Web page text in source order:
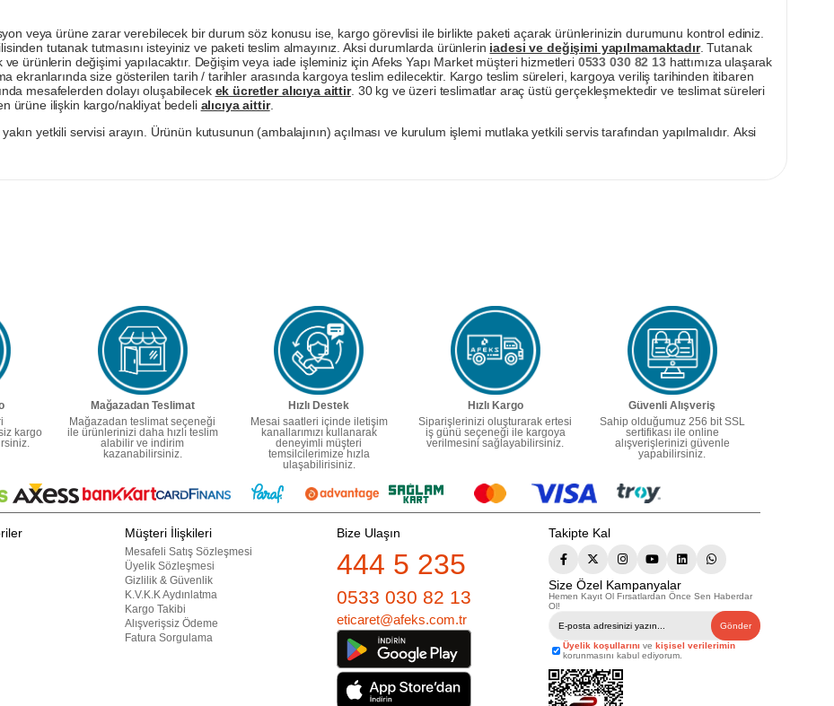
veya ürüne zarar verebilecek bir durum söz konusu ise, kargo görevlisi ile birlikte paketi açarak ürünlerinizin durumunu kontrol ediniz.
tutanak tutmasını isteyiniz ve paketi teslim almayınız. Aksi durumlarda ürünlerin iadesi ve değişimi yapılmamaktadır. Tutanak
ürünlerin değişimi yapılacaktır. Değişim veya iade işleminiz için Afeks Yapı Market müşteri hizmetleri 0533 030 82 13hattımıza ulaşarak
ekranlarında size gösterilen tarih / tarihler arasında kargoya teslim edilecektir. Kargo teslim süreleri, kargoya veriliş tarihinden itibaren
mesafelerden dolayı oluşabilecek ek ücretler alıcıya aittir. 30 kg ve üzeri teslimatlar araç üstü gerçekleşmektedir ve teslimat süreleri
ürüne ilişkin kargo/nakliyat bedeli alıcıya aittir.
yetkili servisi arayın. Ürünün kutusunun (ambalajının) açılması ve kurulum işlemi mutlaka yetkili servis tarafından yapılmalıdır. Aksi
kargo
Mağazadan Teslimat
Mağazadan teslimat seçeneği
ile ürünlerinizi daha hızlı teslim
alabilir ve indirim
kazanabilirsiniz.
Hızlı Destek
Mesai saatleri içinde iletişim
kanallarımızı kullanarak
deneyimli müşteri
temsilcilerimize hızla
ulaşabilirisiniz.
Hızlı Kargo
Siparişlerinizi oluşturarak ertesi
iş günü seçeneği ile kargoya
verilmesini sağlayabilirsiniz.
Güvenli Alışveriş
Sahip olduğumuz 256 bit SSL
sertifikası ile online
alışverişlerinizi güvenle
yapabilirsiniz.
Müşteri İlişkileri
Mesafeli Satış Sözleşmesi
Üyelik Sözleşmesi
Gizlilik & Güvenlik
K.V.K.K Aydınlatma
Kargo Takibi
Alışverişsiz Ödeme
Fatura Sorgulama
Bize Ulaşın
444 5 235
0533 030 82 13
eticaret@afeks.com.tr
Takipte Kal
Size Özel Kampanyalar
Hemen Kayıt Ol Fırsatlardan Önce Sen Haberdar
Ol!
Gönder
Üyelik koşullarını ve kişisel verilerimin
korunmasını kabul ediyorum.